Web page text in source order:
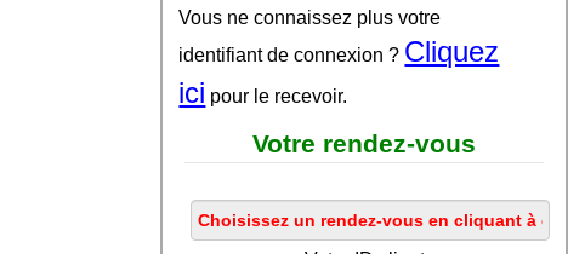
Vous ne connaissez plus votre
identifiant de connexion ? Cliquez
ici pour le recevoir.
Votre rendez-vous